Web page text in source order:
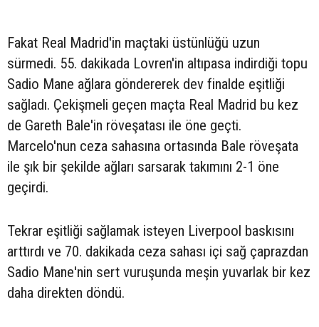
Fakat Real Madrid'in maçtaki üstünlüğü uzun
sürmedi. 55. dakikada Lovren'in altıpasa indirdiği topu
Sadio Mane ağlara göndererek dev finalde eşitliği
sağladı. Çekişmeli geçen maçta Real Madrid bu kez
de Gareth Bale'in röveşatası ile öne geçti.
Marcelo'nun ceza sahasına ortasında Bale röveşata
ile şık bir şekilde ağları sarsarak takımını 2-1 öne
geçirdi.
Tekrar eşitliği sağlamak isteyen Liverpool baskısını
arttırdı ve 70. dakikada ceza sahası içi sağ çaprazdan
Sadio Mane'nin sert vuruşunda meşin yuvarlak bir kez
daha direkten döndü.